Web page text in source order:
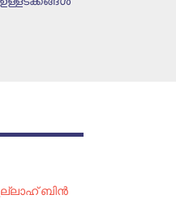
ഉള്ളടക്കങ്ങൾ
ബിന്‍